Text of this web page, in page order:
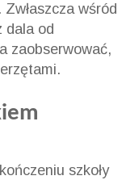
wśród
dala od
zaobserwować,
szkoły